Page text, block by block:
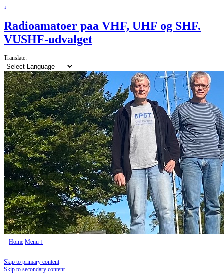
↓
Radioamatoer paa VHF, UHF og SHF.
VUSHF-udvalget
Translate:
Home Menu ↓
Skip to primary content
Skip to secondary content